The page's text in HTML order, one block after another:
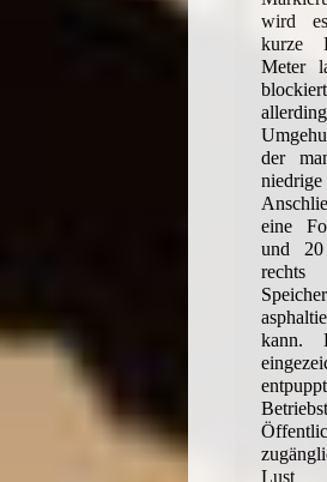
wird
kurze
Meter
der
eine
und
kann.
Lust